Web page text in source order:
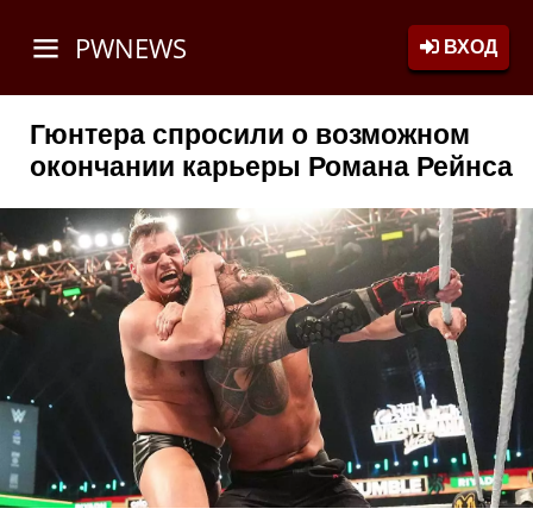
PWNEWS ВХОД
Гюнтера спросили о возможном
окончании карьеры Романа Рейнса